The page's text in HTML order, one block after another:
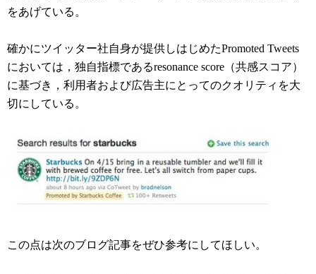
をあげている。
確かにツイッター社自身が提供しはじめたPromoted Tweets
においては，独自指標であるresonance score（共感スコア）
に基づき，利用者および広告主にとってのクオリティを大
切にしている。
この点は次のブログ記事をぜひ参考にしてほしい。